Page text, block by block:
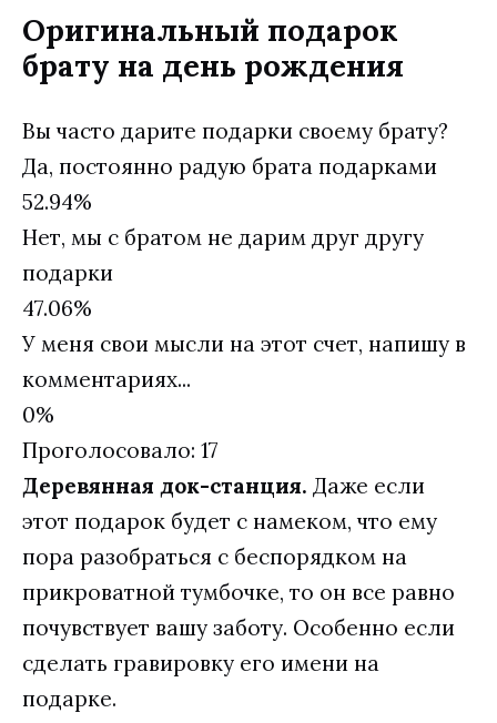
Оригинальный подарок
брату на день рождения
Вы часто дарите подарки своему брату?
Да, постоянно радую брата подарками
52.94%
Нет, мы с братом не дарим друг другу
подарки
47.06%
У меня свои мысли на этот счет, напишу в
комментариях...
0%
Проголосовало: 17
Деревянная док-станция. Даже если
этот подарок будет с намеком, что ему
пора разобраться с беспорядком на
прикроватной тумбочке, то он все равно
почувствует вашу заботу. Особенно если
сделать гравировку его имени на
подарке.